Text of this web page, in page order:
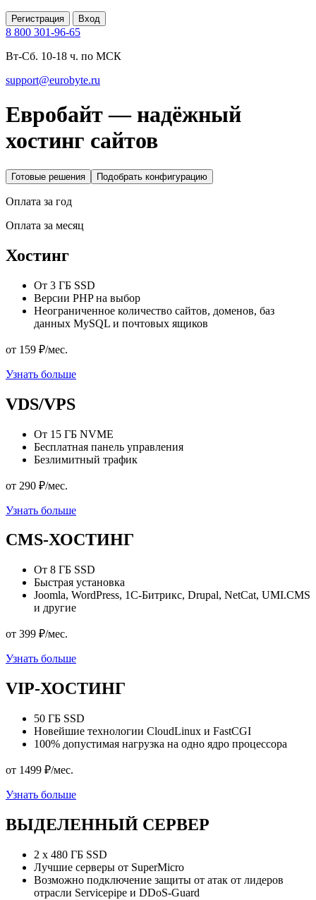
Регистрация Вход
8 800 301-96-65
Вт-Сб. 10-18 ч. по МСК
support@eurobyte.ru
Евробайт — надёжный
хостинг сайтов
Готовые решения Подобрать конфигурацию
Оплата за год
Оплата за месяц
Хостинг
От 3 ГБ SSD
Версии PHP на выбор
Неограниченное количество сайтов, доменов, баз
данных MySQL и почтовых ящиков
от 159 ₽/мес.
Узнать больше
VDS/VPS
От 15 ГБ NVME
Бесплатная панель управления
Безлимитный трафик
от 290 ₽/мес.
Узнать больше
CMS-ХОСТИНГ
От 8 ГБ SSD
Быстрая установка
Joomla, WordPress, 1С-Битрикс, Drupal, NetCat, UMI.CMS
и другие
от 399 ₽/мес.
Узнать больше
VIP-ХОСТИНГ
50 ГБ SSD
Новейшие технологии CloudLinux и FastCGI
100% допустимая нагрузка на одно ядро процессора
от 1499 ₽/мес.
Узнать больше
ВЫДЕЛЕННЫЙ СЕРВЕР
2 x 480 ГБ SSD
Лучшие серверы от SuperMicro
Возможно подключение защиты от атак от лидеров
отрасли Servicepipe и DDoS-Guard